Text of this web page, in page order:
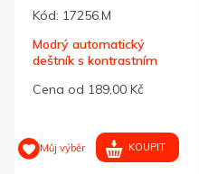
Kód: 17256.M
Modrý automatický
deštník s kontrastním
Cena od 189,00 Kč
Můj výběr KOUPIT